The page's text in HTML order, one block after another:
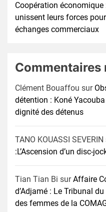
Coopération économique
unissent leurs forces
échanges commerciaux
Commentaires
Clément Bouaffou sur
détention : Koné
dignité des détenus
TANO KOUASSI SEVERIN
:L’Ascension d’un disc-
Tian Tian Bi surAffaire
d’Adjamé : Le Tribunal
des femmes de la